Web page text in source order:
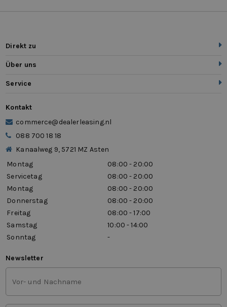
Direkt zu
Über uns
Service
Kontakt
commerce@dealerleasing.nl
088 700 18 18
Kanaalweg 9, 5721 MZ Asten
Montag
08:00 - 20:00
Servicetag
08:00 - 20:00
Montag
08:00 - 20:00
Donnerstag
08:00 - 20:00
Freitag
08:00 - 17:00
Samstag
10:00 - 14:00
Sonntag
-
Newsletter
Vor-
und
Nachname